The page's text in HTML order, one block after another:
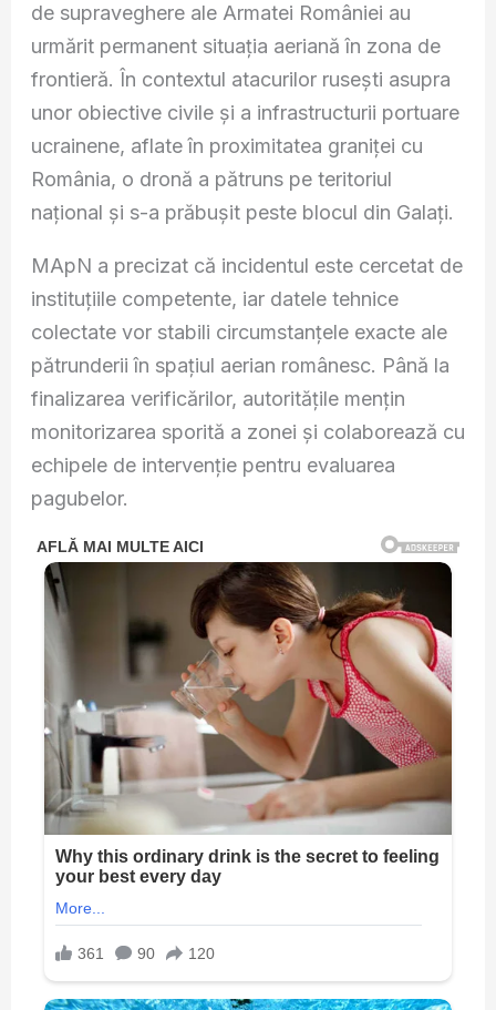
de supraveghere ale Armatei României au
urmărit permanent situația aeriană în zona de
frontieră. În contextul atacurilor rusești asupra
unor obiective civile și a infrastructurii portuare
ucrainene, aflate în proximitatea graniței cu
România, o dronă a pătruns pe teritoriul
național și s-a prăbușit peste blocul din Galați.
MApN a precizat că incidentul este cercetat de
instituțiile competente, iar datele tehnice
colectate vor stabili circumstanțele exacte ale
pătrunderii în spațiul aerian românesc. Până la
finalizarea verificărilor, autoritățile mențin
monitorizarea sporită a zonei și colaborează cu
echipele de intervenție pentru evaluarea
pagubelor.